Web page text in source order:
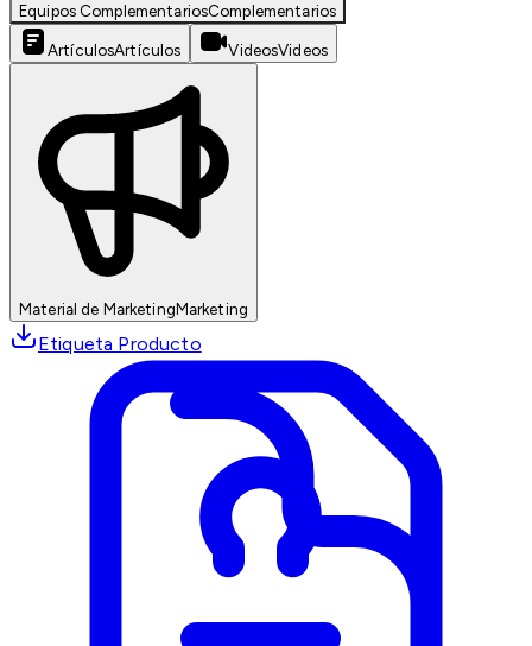
Equipos ComplementariosComplementarios
ArtículosArtículos VideosVideos
Material de MarketingMarketing
Etiqueta Producto